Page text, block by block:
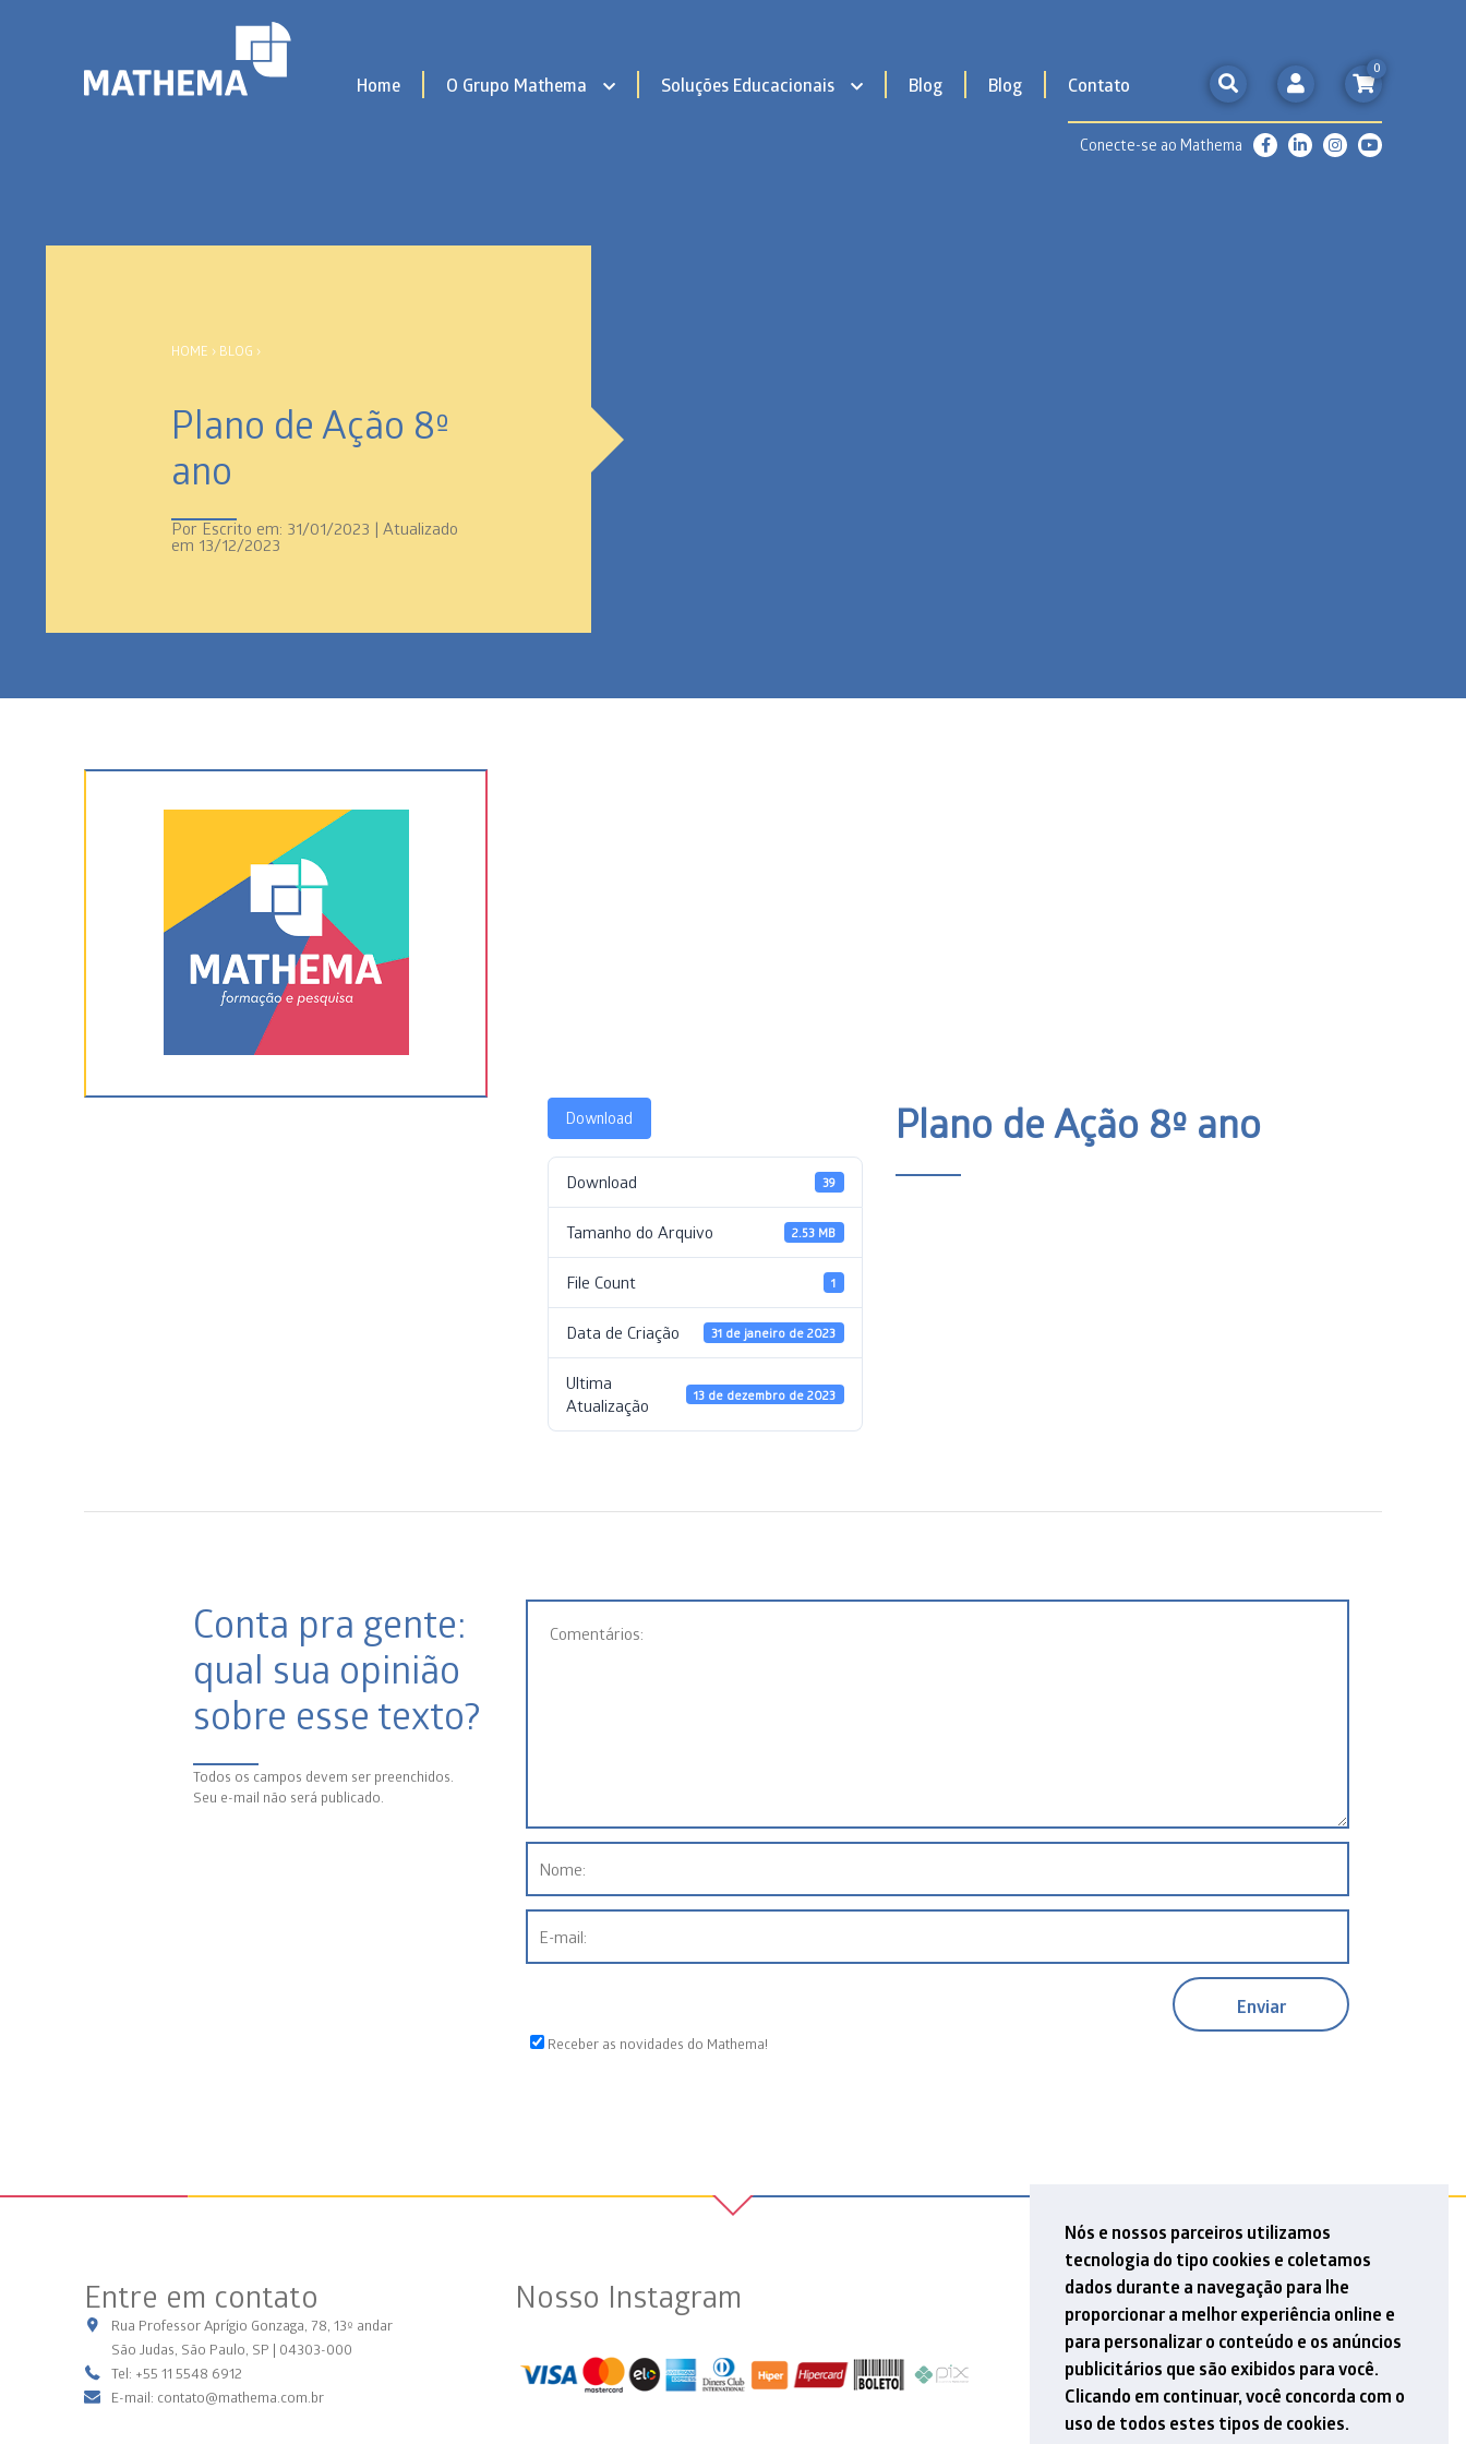
Nós e nossos parceiros utilizamos
tecnologia do tipo cookies e coletamos
dados durante a navegação para lhe
proporcionar a melhor experiência online e
para personalizar o conteúdo e os anúncios
publicitários que são exibidos para você.
Clicando em continuar, você concorda com o
uso de todos estes tipos de cookies.
Home O Grupo Mathema Soluções Educacionais Blog Blog Contato
0
Conecte-se ao Mathema
HOME › BLOG ›
Plano de Ação 8º
ano
Por Escrito em: 31/01/2023 | Atualizado
em 13/12/2023
Download
Download 39
Tamanho do Arquivo 2.53 MB
File Count 1
Data de Criação 31 de janeiro de 2023
Ultima
Atualização
13 de dezembro de 2023
Plano de Ação 8º ano
Conta pra gente:
qual sua opinião
sobre esse texto?
Todos os campos devem ser preenchidos.
Seu e-mail não será publicado.
Receber as novidades do Mathema!
Entre em contato
Rua Professor Aprígio Gonzaga, 78, 13º andar
São Judas, São Paulo, SP | 04303-000
Tel: +55 11 5548 6912
E-mail: contato@mathema.com.br
Nosso Instagram